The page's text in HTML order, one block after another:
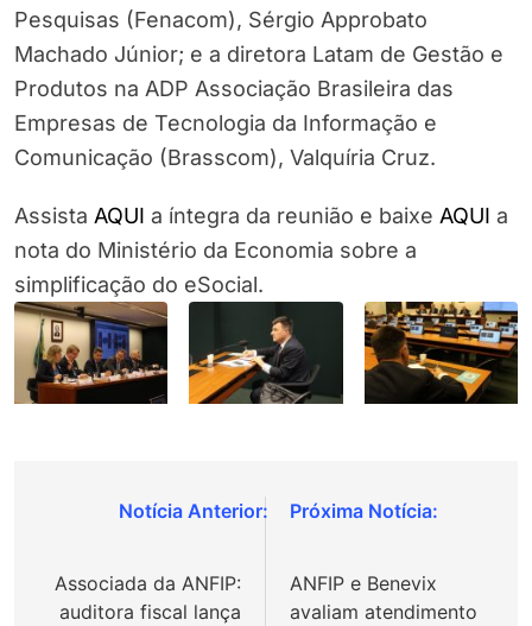
Pesquisas (Fenacom), Sérgio Approbato
Machado Júnior; e a diretora Latam de Gestão e
Produtos na ADP Associação Brasileira das
Empresas de Tecnologia da Informação e
Comunicação (Brasscom), Valquíria Cruz.
Assista AQUI a íntegra da reunião e baixe AQUI a
nota do Ministério da Economia sobre a
simplificação do eSocial.
Navegação
Post
Associada da ANFIP:
auditora fiscal lança
ANFIP e Benevix
avaliam atendimento